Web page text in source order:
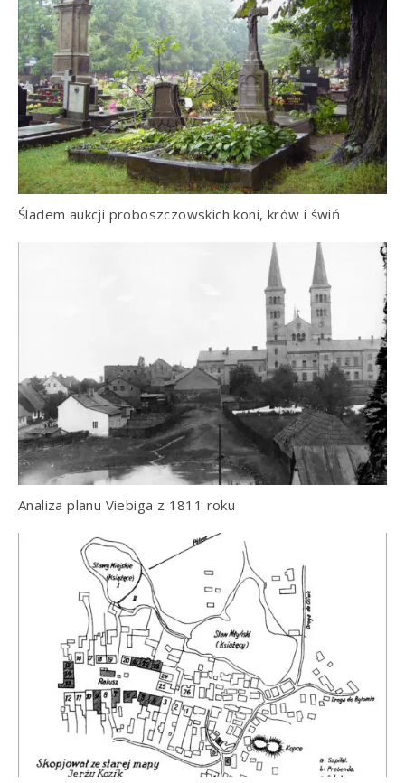
Śladem aukcji proboszczowskich koni, krów i świń
Analiza planu Viebiga z 1811 roku